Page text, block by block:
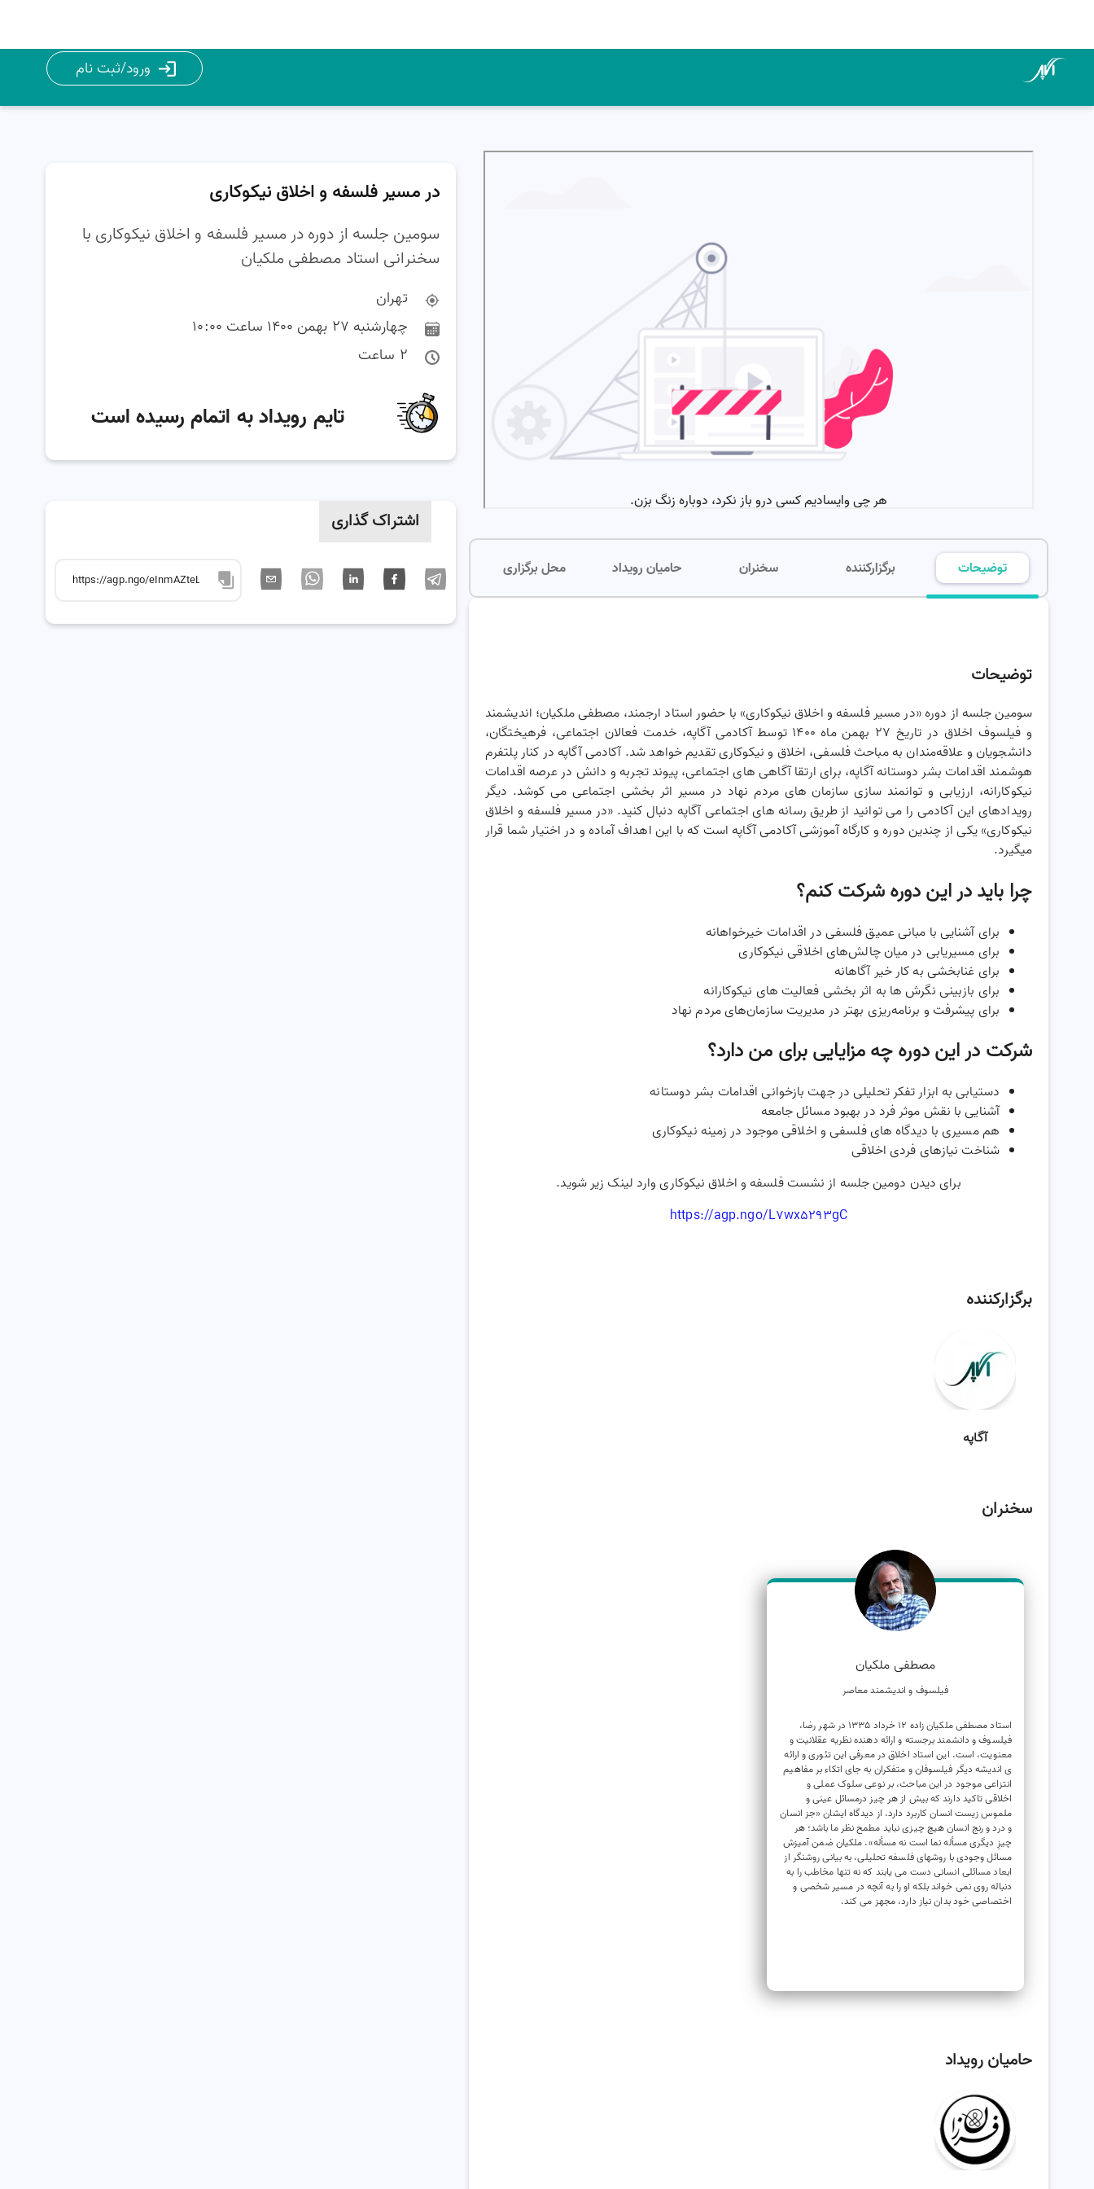
ورود/ثبت نام
توضیحات برگزارکننده سخنران حامیان رویداد محل برگزاری
توضیحات
سومین جلسه از دوره «در مسیر فلسفه و اخلاق نیکوکاری» با حضور استاد ارجمند، مصطفی ملکیان؛ اندیشمند
و فیلسوف اخلاق در تاریخ 27 بهمن ماه 1400 توسط آکادمی آگاپه، خدمت فعالان اجتماعی، فرهیختگان،
دانشجویان و علاقه‌مندان به مباحث فلسفی، اخلاق و نیکوکاری تقدیم خواهد شد. آکادمی آگاپه در کنار پلتفرم
هوشمند اقدامات بشر دوستانه آگاپه، برای ارتقا آگاهی های اجتماعی، پیوند تجربه و دانش در عرصه اقدامات
نیکوکارانه، ارزیابی و توانمند سازی سازمان های مردم نهاد در مسیر اثر بخشی اجتماعی می کوشد. دیگر
رویدادهای این آکادمی را می توانید از طریق رسانه های اجتماعی آگاپه دنبال کنید. «در مسیر فلسفه و اخلاق
نیکوکاری» یکی از چندین دوره و کارگاه آموزشی آکادمی آگاپه است که با این اهداف آماده و در اختیار شما قرار
میگیرد.
چرا باید در این دوره شرکت کنم؟
برای آشنایی با مبانی عمیق فلسفی در اقدامات خیرخواهانه
برای مسیریابی در میان چالش‌های اخلاقی نیکوکاری
برای غنابخشی به کار خیر آگاهانه
برای بازبینی نگرش ها به اثر بخشی فعالیت های نیکوکارانه
برای پیشرفت و برنامه‌ریزی بهتر در مدیریت سازمان‌های مردم نهاد
شرکت در این دوره چه مزایایی برای من دارد؟
دستیابی به ابزار تفکر تحلیلی در جهت بازخوانی اقدامات بشر دوستانه
آشنایی با نقش موثر فرد در بهبود مسائل جامعه
هم مسیری با دیدگاه های فلسفی و اخلاقی موجود در زمینه نیکوکاری
شناخت نیازهای فردی اخلاقی
برای دیدن دومین جلسه از نشست فلسفه و اخلاق نیکوکاری وارد لینک زیر شوید.
https://agp.ngo/L7wx5293gC
برگزارکننده
آگاپه
سخنران
مصطفی ملکیان
فیلسوف و اندیشمند معاصر
استاد مصطفی ملکیان زاده 12 خرداد 1335 در شهر رضا،
فیلسوف و دانشمند برجسته و ارائه دهنده نظریه عقلانیت و
معنویت، است. این استاد اخلاق در معرفی این تئوری و ارائه
ی اندیشه دیگر فیلسوفان و متفکران به جای اتکاء بر مفاهیم
انتزاعی موجود در این مباحث، بر نوعی سلوک عملی و
اخلاقی تاکید دارند که بیش از هر چیز درمسائل عینی و
ملموس زیست انسان کاربرد دارد. از دیدگاه ایشان «جز انسان
و درد و رنج انسان هیچ چیزی نباید مطمح نظر ما باشد؛ هر
چیزِ دیگری مسأله ‌‌نما است نه مسأله». ملکیان ضمن آمیزش
مسائل وجودی با روشهای فلسفه تحلیلی، به بیانی روشنگر از
ابعاد مسائلی انسانی دست می یابند که نه تنها مخاطب را به
دنباله روی نمی خواند بلکه او را به آنچه در مسیر شخصی و
اختصاصی خود بدان نیاز دارد، مجهز می کند.
حامیان رویداد
در مسیر فلسفه و اخلاق نیکوکاری
سومین جلسه از دوره در مسیر فلسفه و اخلاق نیکوکاری با
سخنرانی استاد مصطفی ملکیان
تهران
چهارشنبه ۲۷ بهمن ۱۴۰۰ ساعت ۱۰:۰۰
2 ساعت
تایم رویداد به اتمام رسیده است
اشتراک گذاری